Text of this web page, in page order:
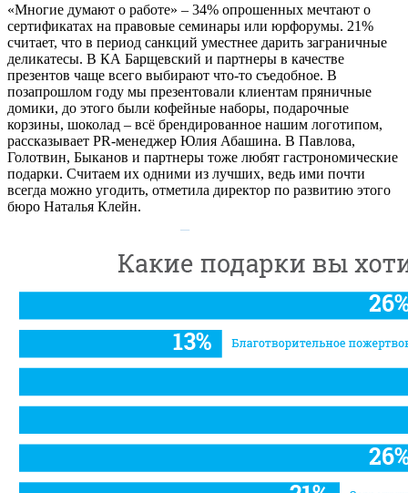
«Многие думают о работе» – 34% опрошенных мечтают о
сертификатах на правовые семинары или юрфорумы. 21%
считает, что в период санкций уместнее дарить заграничные
деликатесы. В КА Барщевский и партнеры в качестве
презентов чаще всего выбирают что-то съедобное. В
позапрошлом году мы презентовали клиентам пряничные
домики, до этого были кофейные наборы, подарочные
корзины, шоколад – всё брендированное нашим логотипом,
рассказывает PR-менеджер Юлия Абашина. В Павлова,
Голотвин, Быканов и партнеры тоже любят гастрономические
подарки. Считаем их одними из лучших, ведь ими почти
всегда можно угодить, отметила директор по развитию этого
бюро Наталья Клейн.